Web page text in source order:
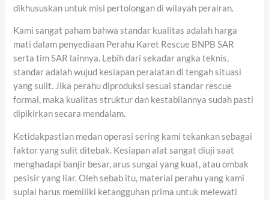
dikhususkan untuk misi pertolongan di wilayah perairan.
Kami sangat paham bahwa standar kualitas adalah harga
mati dalam penyediaan Perahu Karet Rescue BNPB SAR
serta tim SAR lainnya. Lebih dari sekadar angka teknis,
standar adalah wujud kesiapan peralatan di tengah situasi
yang sulit. Jika perahu diproduksi sesuai standar rescue
formal, maka kualitas struktur dan kestabilannya sudah pasti
dipikirkan secara mendalam.
Ketidakpastian medan operasi sering kami tekankan sebagai
faktor yang sulit ditebak. Kesiapan alat sangat diuji saat
menghadapi banjir besar, arus sungai yang kuat, atau ombak
pesisir yang liar. Oleh sebab itu, material perahu yang kami
suplai harus memiliki ketangguhan prima untuk melewati